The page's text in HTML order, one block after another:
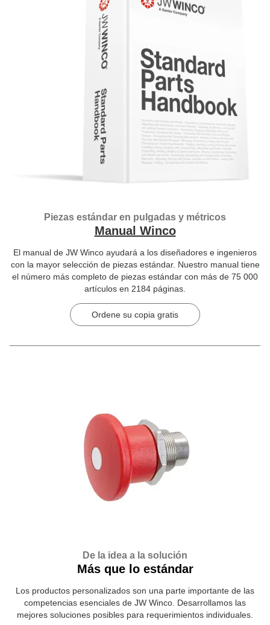
Piezas estándar en pulgadas y métricos
Manual Winco
El manual de JW Winco ayudará a los diseñadores e ingenieros
con la mayor selección de piezas estándar. Nuestro manual tiene
el número más completo de piezas estándar con más de 75 000
artículos en 2184 páginas.
Ordene su copia gratis
De la idea a la solución
Más que lo estándar
Los productos personalizados son una parte importante de las
competencias esenciales de JW Winco. Desarrollamos las
mejores soluciones posibles para requerimientos individuales.